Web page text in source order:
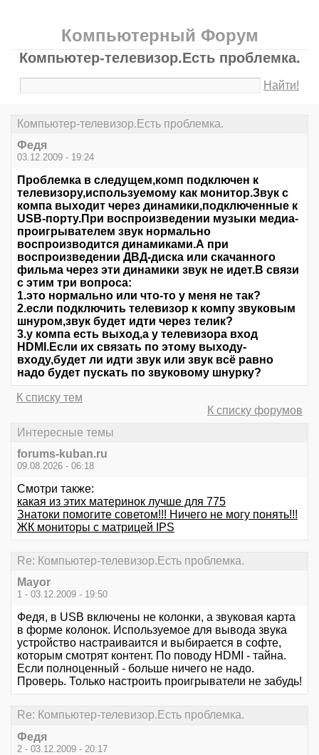
Компьютерный Форум
Компьютер-телевизор.Есть проблемка.
Найти!
Компьютер-телевизор.Есть проблемка.
Федя
03.12.2009 - 19:24
Проблемка в следущем,комп подключен к
телевизору,используемому как монитор.Звук с
компа выходит через динамики,подключенные к
USВ-порту.При воспроизведении музыки медиа-
проигрывателем звук нормально
воспроизводится динамиками.А при
воспроизведении ДВД-диска или скачанного
фильма через эти динамики звук не идет.В связи
с этим три вопроса:
1.это нормально или что-то у меня не так?
2.если подключить телевизор к компу звуковым
шнуром,звук будет идти через телик?
3.у компа есть выход,а у телевизора вход
НDМI.Если их связать по этому выходу-
входу,будет ли идти звук или звук всё равно
надо будет пускать по звуковому шнурку?
К списку тем
К списку форумов
Интересные темы
forums-kuban.ru
09.08.2026 - 06:18
Смотри также:
какая из этих материнок лучше для 775
Знатоки помогите советом!!! Ничего не могу понять!!!
ЖК мониторы с матрицей IPS
Re: Компьютер-телевизор.Есть проблемка.
Mayor
1 - 03.12.2009 - 19:50
Федя, в USB включены не колонки, а звуковая карта
в форме колонок. Используемое для вывода звука
устройство настраиваится и выбирается в софте,
которым смотрят контент. По поводу HDMI - тайна.
Если полноценный - больше ничего не надо.
Проверь. Только настроить проигрыватели не забудь!
Re: Компьютер-телевизор.Есть проблемка.
Федя
2 - 03.12.2009 - 20:17